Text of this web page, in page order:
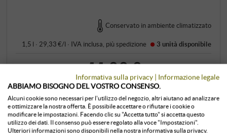
Conservato in ambiente climatizzato
1,5 l · 29,33 €/l · IVA inclusa , piùspedizione 3 unità disponibile
44,00 €
+
–
COMPRA
Informativa sulla privacy | Informazione legale
ABBIAMO BISOGNO DEL VOSTRO CONSENSO.
Alcuni cookie sono necessari per l'utilizzo del negozio, altri aiutano ad analizzare
e ottimizzare la nostra offerta. È possibile accettare o rifiutare i cookie o
modificare le impostazioni. Facendo clic su "Accetta tutto" si accetta questo
utilizzo dei dati. Il consenso può essere regolato alla voce "Impostazioni".
Ulteriori informazioni sono disponibili nella nostra informativa sulla privacy.